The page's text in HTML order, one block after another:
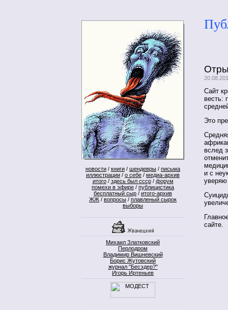
новости / книги / шендевры / письма
иллюстрации / о себе / медиа-архив
итого/ здесь был ссср/ форум
помехи в эфире / публицистика
бесплатный сыр / итого-архив
ЖЖ / вопросы / плавленый сырок
выборы
Михаил Златковский
Перлодром
Владимир Вишневский
Борис Жутовский
журнал "Бесэдер?"
Игорь Иртеньев
Сайт
весть:
Это
вслед
и с
сайте.